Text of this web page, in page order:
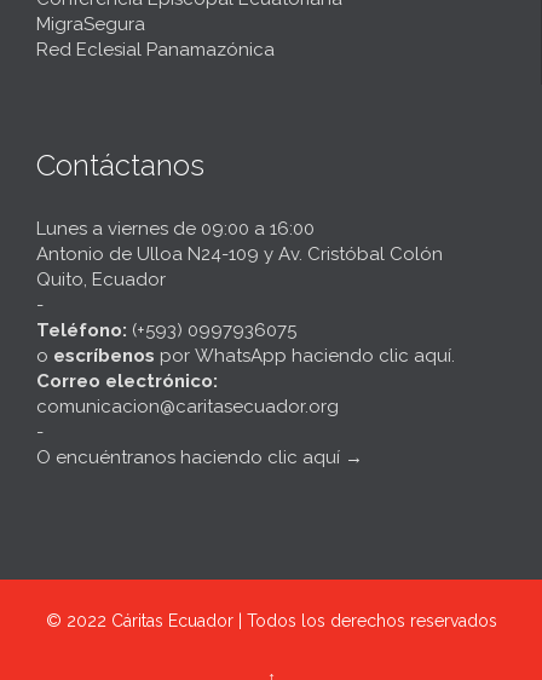
MigraSegura
Red Eclesial Panamazónica
Contáctanos
Lunes a viernes de 09:00 a 16:00
Antonio de Ulloa N24-109 y Av. Cristóbal Colón
Quito, Ecuador
-
Teléfono: (+593) 0997936075
o escríbenos por WhatsApp haciendo clic aquí.
Correo electrónico:
comunicacion@caritasecuador.org
-
O encuéntranos haciendo clic aquí →
© 2022 Cáritas Ecuador | Todos los derechos reservados